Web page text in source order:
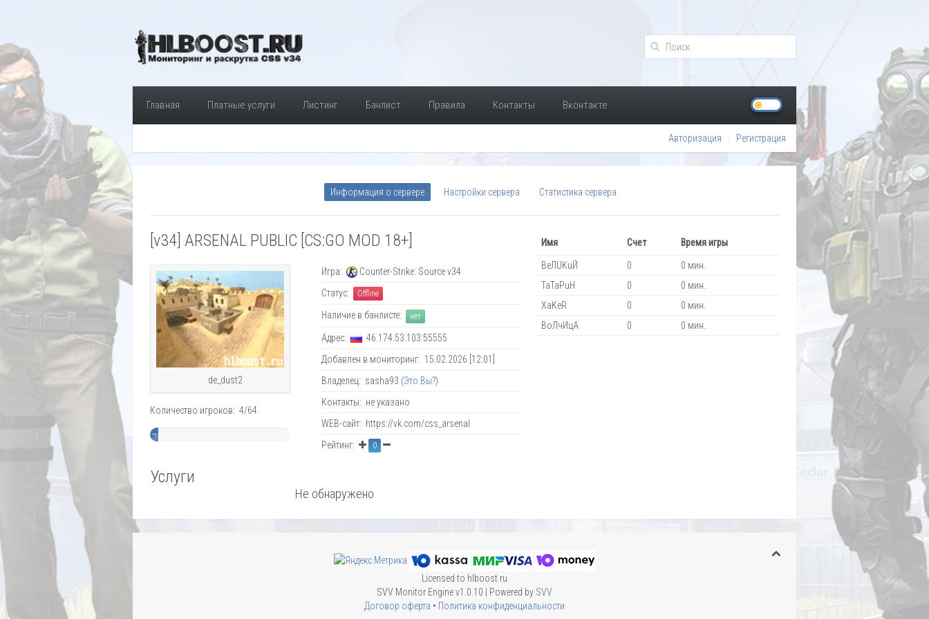
Главная Платные услуги Листинг Банлист Правила Контакты Вконтакте
Авторизация Регистрация
Информация о сервере Настройки сервера Статистика сервера
[v34] ARSENAL PUBLIC [CS:GO MOD 18+]
de_dust2
Количество игроков: 4/64
~
Игра:
Counter-Strike: Source v34
Статус:
Offline
Наличие в банлисте: нет
Адрес:
46.174.53.103:55555
Добавлен в мониторинг: 15.02.2026 [12:01]
Владелец: sasha93 (Это Вы?)
Контакты: не указано
WEB-сайт: https://vk.com/css_arsenal
Рейтинг:
0
Услуги
Не обнаружено
Имя Счет Время игры
BeЛUKuЙ 0
0 мин.
TaTaPuH
0
0 мин.
XaKeR
0
0 мин.
ВоЛчИцА
0 0 мин.
Licensed to hlboost.ru
SVV Monitor Engine v1.0.10 | Powered by SVV
Договор оферта • Политика конфиденциальности